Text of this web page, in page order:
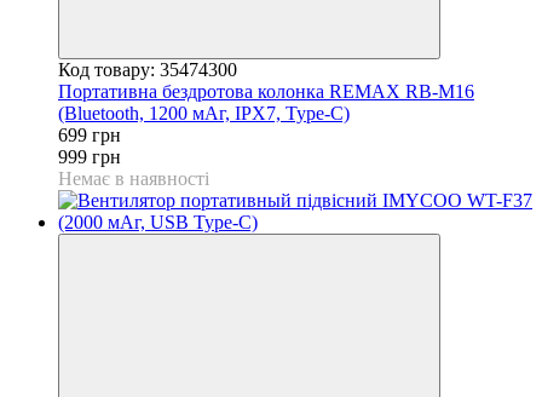
Код товару: 35474300
Портативна бездротова колонка REMAX RB-M16
(Bluetooth, 1200 мАг, IPX7, Type-C)
699 грн
999 грн
Немає в наявності